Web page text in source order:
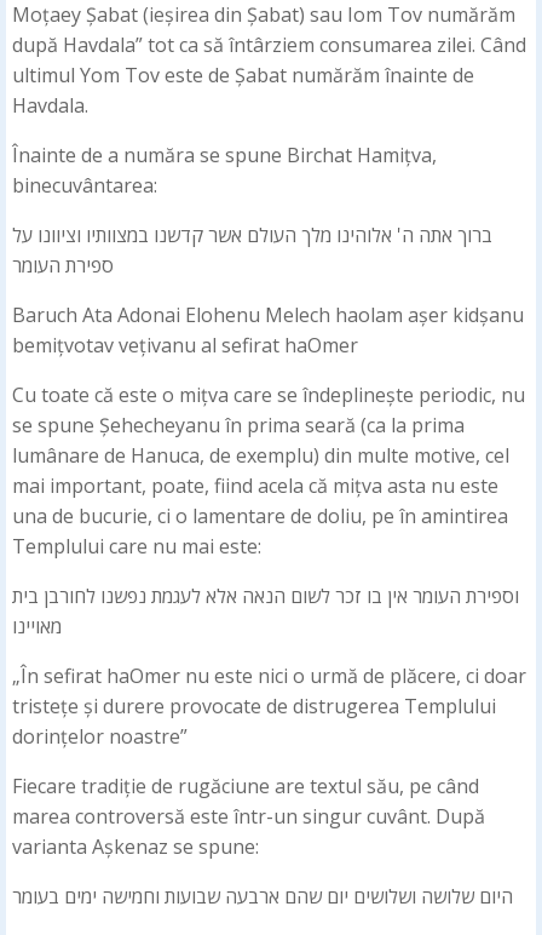
Moțaey Șabat (ieșirea din Șabat) sau Iom Tov numărăm
după Havdala” tot ca să întârziem consumarea zilei. Când
ultimul Yom Tov este de Șabat numărăm înainte de
Havdala.
Înainte de a număra se spune Birchat Hamițva,
binecuvântarea:
ברוך אתה ה' אלוהינו מלך העולם אשר קדשנו במצוותיו וציוונו על
ספירת העומר
Baruch Ata Adonai Elohenu Melech haolam așer kidșanu
bemițvotav vețivanu al sefirat haOmer
Cu toate că este o mițva care se îndeplinește periodic, nu
se spune Șehecheyanu în prima seară (ca la prima
lumânare de Hanuca, de exemplu) din multe motive, cel
mai important, poate, fiind acela că mițva asta nu este
una de bucurie, ci o lamentare de doliu, pe în amintirea
Templului care nu mai este:
וספירת העומר אין בו זכר לשום הנאה אלא לעגמת נפשנו לחורבן בית
מאויינו
„În sefirat haOmer nu este nici o urmă de plăcere, ci doar
tristețe și durere provocate de distrugerea Templului
dorințelor noastre”
Fiecare tradiție de rugăciune are textul său, pe când
marea controversă este într-un singur cuvânt. După
varianta Așkenaz se spune:
היום שלושה ושלושים יום שהם ארבעה שבועות וחמישה ימים בעומר